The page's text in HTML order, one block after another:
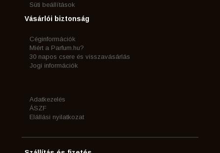
Süti beállítások
Vásárlói biztonság
Céginformációk
Miért a Parfum.hu?
30 napos csere és visszavásárlás
Jogi információk
Adatkezelés
ÁSZF
Elállási nyilatkozat